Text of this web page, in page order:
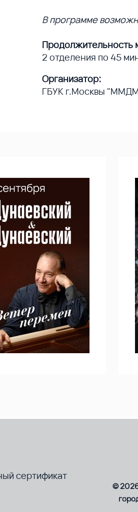
В программе
Продолжительность
2 отделения по 45
Организатор:
ГБУК г.Москвы
сертификат
©